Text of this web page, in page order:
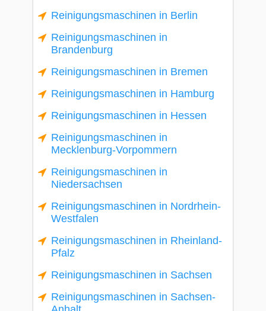
Reinigungsmaschinen in Berlin
Reinigungsmaschinen in
Brandenburg
Reinigungsmaschinen in Bremen
Reinigungsmaschinen in Hamburg
Reinigungsmaschinen in Hessen
Reinigungsmaschinen in
Mecklenburg-Vorpommern
Reinigungsmaschinen in
Niedersachsen
Reinigungsmaschinen in Nordrhein-
Westfalen
Reinigungsmaschinen in Rheinland-
Pfalz
Reinigungsmaschinen in Sachsen
Reinigungsmaschinen in Sachsen-